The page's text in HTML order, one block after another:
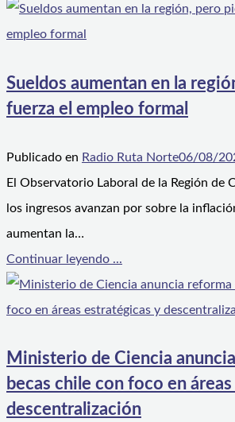
Sueldos aumentan en la
fuerza el empleo formal
Publicado en Radio Ruta Norte06/08/
El Observatorio Laboral de la Región de
los ingresos avanzan por sobre la
aumentan la…
Continuar leyendo ...
Ministerio de Ciencia
becas chile con foco en
descentralización